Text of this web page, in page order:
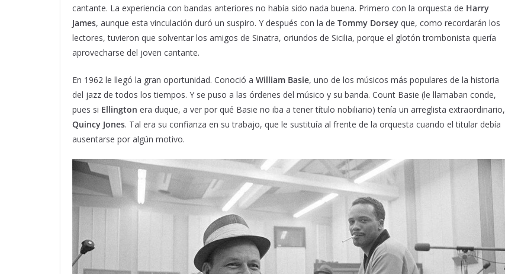
cantante. La experiencia con bandas anteriores no había sido nada buena. Primero con la orquesta de Harry
James, aunque esta vinculación duró un suspiro. Y después con la de Tommy Dorsey que, como recordarán los
lectores, tuvieron que solventar los amigos de Sinatra, oriundos de Sicilia, porque el glotón trombonista quería
aprovecharse del joven cantante.
En 1962 le llegó la gran oportunidad. Conoció a William Basie, uno de los músicos más populares de la historia
del jazz de todos los tiempos. Y se puso a las órdenes del músico y su banda. Count Basie (le llamaban conde,
pues si Ellington era duque, a ver por qué Basie no iba a tener título nobiliario) tenía un arreglista extraordinario,
Quincy Jones. Tal era su confianza en su trabajo, que le sustituía al frente de la orquesta cuando el titular debía
ausentarse por algún motivo.